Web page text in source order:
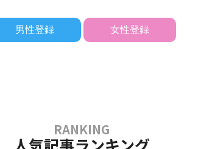
男性登録 女性登録